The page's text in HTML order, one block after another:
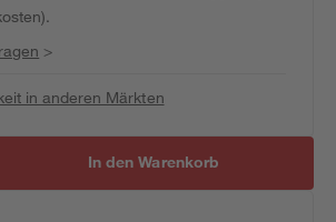
>
in anderen Märkten
In den Warenkorb